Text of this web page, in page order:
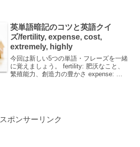
英単語暗記のコツと英語クイ
ズ/fertility, expense, cost,
extremely, highly
今回は新しい5つの単語・フレーズを一緒
に覚えましょう。 fertility: 肥沃なこと、
繁殖能力、創造力の豊かさ expense: 費
スポンサーリンク